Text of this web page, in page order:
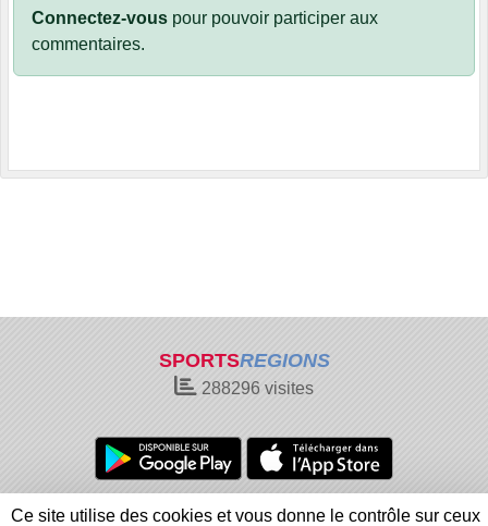
Connectez-vous pour pouvoir participer aux
commentaires.
SPORTSREGIONS
288296 visites
Charte cookies
Gestion des cookies
Ce site utilise des cookies et vous donne le contrôle sur ceux